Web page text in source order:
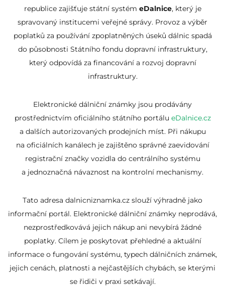
republice zajišťuje státní systém eDalnice, který je
spravovaný institucemi veřejné správy. Provoz a výběr
poplatků za používání zpoplatněných úseků dálnic spadá
do působnosti Státního fondu dopravní infrastruktury,
který odpovídá za financování a rozvoj dopravní
infrastruktury.
Elektronické dálniční známky jsou prodávány
prostřednictvím oficiálního státního portálu eDalnice.cz
a dalších autorizovaných prodejních míst. Při nákupu
na oficiálních kanálech je zajištěno správné zaevidování
registrační značky vozidla do centrálního systému
a jednoznačná návaznost na kontrolní mechanismy.
Tato adresa dalnicniznamka.cz slouží výhradně jako
informační portál. Elektronické dálniční známky neprodává,
nezprostředkovává jejich nákup ani nevybírá žádné
poplatky. Cílem je poskytovat přehledné a aktuální
informace o fungování systému, typech dálničních známek,
jejich cenách, platnosti a nejčastějších chybách, se kterými
se řidiči v praxi setkávají.